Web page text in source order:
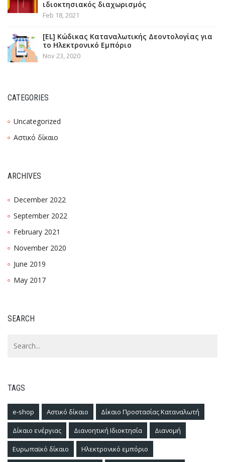
ιδιοκτησιακός διαχωρισμός
Feb 18, 2021
[EL] Κώδικας Καταναλωτικής Δεοντολογίας για
το Ηλεκτρονικό Εμπόριο
Nov 23, 2020
CATEGORIES
Uncategorized
Αστικό δίκαιο
ARCHIVES
December 2022
September 2022
February 2021
November 2020
June 2019
May 2017
SEARCH
TAGS
e-shop Αστικό δίκαιο Δίκαιο Προστασίας Καταναλωτή
Δίκαιο ενέργιας Διανοητική Ιδιοκτησία Διανομή
Ευρωπαϊκό δίκαιο Ηλεκτρονικό εμπόριο